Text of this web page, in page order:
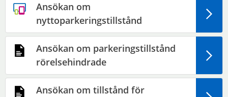
Ansökan om
nyttoparkeringstillstånd
Ansökan om parkeringstillstånd
rörelsehindrade
Ansökan om tillstånd för